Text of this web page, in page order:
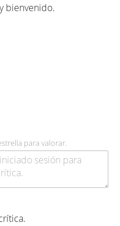
bienvenido.
para valorar.